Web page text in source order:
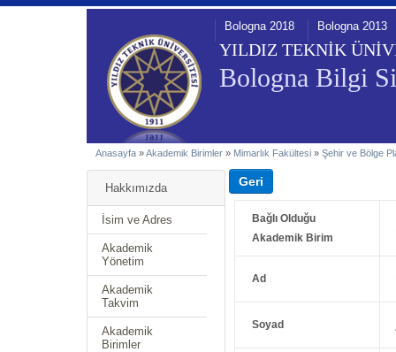
YILDIZ TEKNİK
Bologna Bilgi
Bologna 2018 Bologna 2013
Anasayfa »Akademik Birimler » Mimarlık Fakültesi » Şehir ve Bölge
Hakkımızda
İsim ve Adres
Akademik
Yönetim
Akademik
Takvim
Akademik
Birimler
Bağlı Olduğu
Akademik Birim
Ad
Soyad